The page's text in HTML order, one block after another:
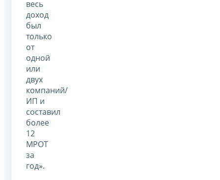
весь
доход
был
только
от
одной
или
двух
компаний/
ИП и
составил
более
12
МРОТ
за
год».